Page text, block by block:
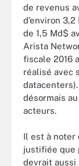
de revenus
d’environ
de 1,5 Md$
Arista
fiscale 2016
réalisé avec
désormais
acteurs.
Il est à noter
justifiée que
devrait aussi